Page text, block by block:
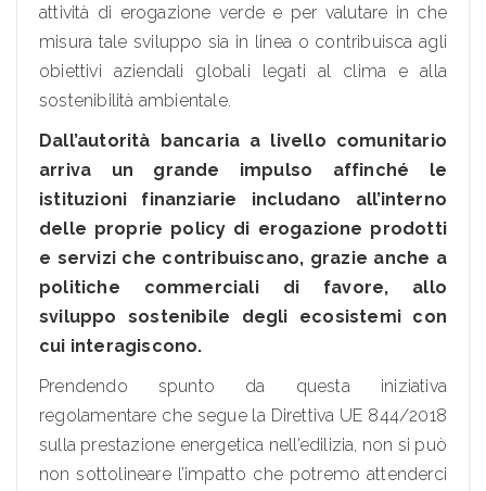
attività di erogazione verde e per valutare in che
misura tale sviluppo sia in linea o contribuisca agli
obiettivi aziendali globali legati al clima e alla
sostenibilità ambientale.
Dall’autorità bancaria a livello comunitario
arriva un grande impulso affinché le
istituzioni finanziarie includano all’interno
delle proprie policy di erogazione prodotti
e servizi che contribuiscano, grazie anche a
politiche commerciali di favore, allo
sviluppo sostenibile degli ecosistemi con
cui interagiscono.
Prendendo spunto da questa iniziativa
regolamentare che segue la Direttiva UE 844/2018
sulla prestazione energetica nell’edilizia, non si può
non sottolineare l’impatto che potremo attenderci